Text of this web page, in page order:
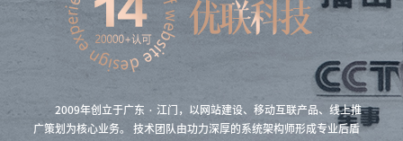
2009年创立于广东 · 江门，以网站建设、移动互联产品、线上推
广策划为核心业务。 技术团队由功力深厚的系统架构师形成专业后盾